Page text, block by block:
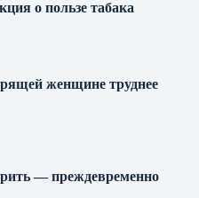
о пользе табака
женщине труднее
— преждевременно